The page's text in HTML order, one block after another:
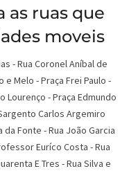
as ruas que
moveis
-Rua Coronel Aníbal de
e Melo -Praça Frei Paulo -
Lourenço -Praça Edmundo
Carlos Argemiro
da Fonte -Rua João Garcia
Euríco Costa -Rua
E Tres -Rua Silva e